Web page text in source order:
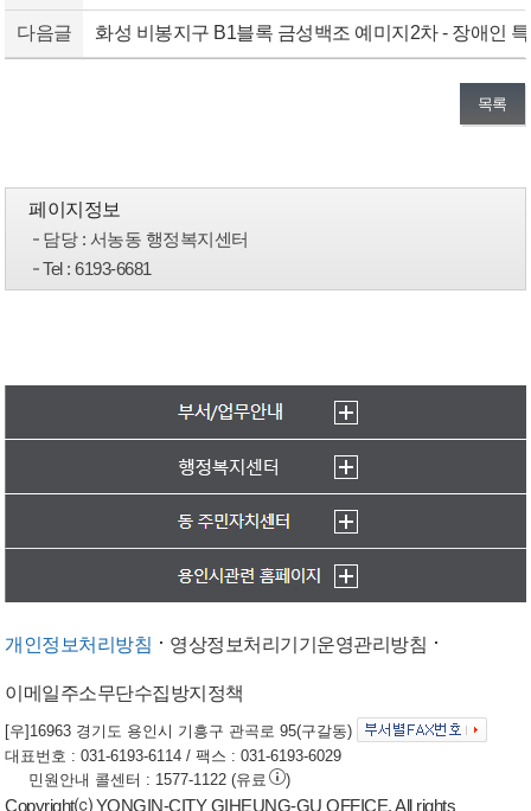
다음글 화성 비봉지구 B1블록 금성백조 예미지2차 - 장애인
목록
페이지정보
담당: 서농동 행정복지센터
Tel: 6193-6681
개인정보처리방침 영상정보처리기기운영관리방침
이메일주소무단수집방지정책
[우]16963 경기도 용인시 기흥구 관곡로 95(구갈동)
대표번호 : 031-6193-6114 / 팩스 : 031-6193-6029
민원안내 콜센터 : 1577-1122 (유료
)
Copyright⒞ YONGIN-CITY GIHEUNG-GU OFFICE. All rights